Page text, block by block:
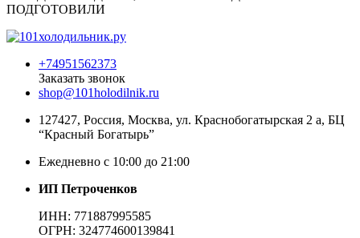
ПОДГОТОВИЛИ
+74951562373
Заказать звонок
shop@101holodilnik.ru
127427, Россия, Москва, ул. Краснобогатырская 2 а, БЦ
“Красный Богатырь”
Ежедневно с 10:00 до 21:00
ИП Петроченков
ИНН: 771887995585
ОГРН: 324774600139841